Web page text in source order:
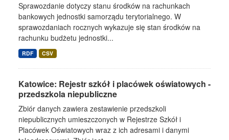
Sprawozdanie dotyczy stanu środków na rachunkach
bankowych jednostki samorządu terytorialnego. W
sprawozdaniach rocznych wykazuje się stan środków na
rachunku budżetu jednostki...
RDF CSV
Katowice: Rejestr szkół i placówek oświatowych -
przedszkola niepubliczne
Zbiór danych zawiera zestawienie przedszkoli
niepublicznych umieszczonych w Rejestrze Szkół i
Placówek Oświatowych wraz z ich adresami i danymi